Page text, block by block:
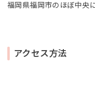
福岡県福岡市のほぼ中央
アクセス方法